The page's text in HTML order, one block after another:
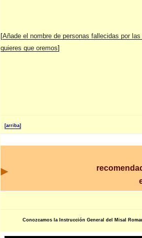
[Añade el nombre de personas fallecidas por las
quieres que oremos]
[arriba]
Conozcamos la Instrucción General del Misal